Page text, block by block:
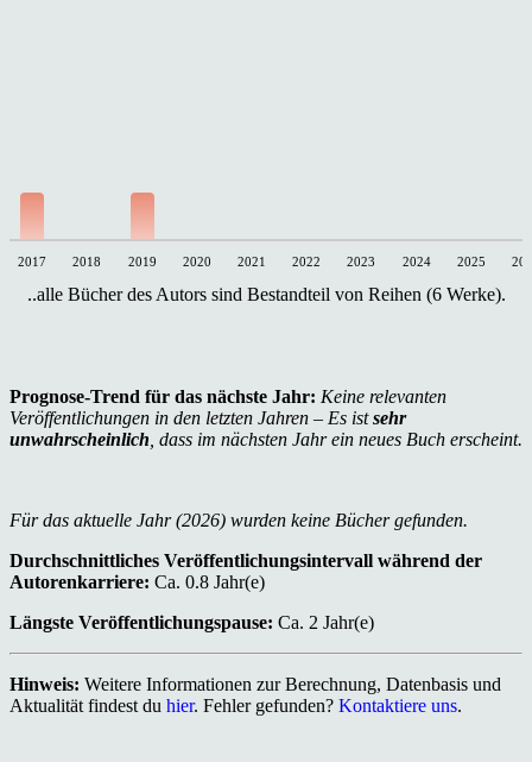
2017 2018 2019 2020 2021 2022 2023 2024 2025
..alle Bücher des Autors sind Bestandteil von Reihen (6 Werke).
Prognose-Trend für das nächste Jahr: Keine relevanten
Veröffentlichungen in den letzten Jahren – Es istsehr
unwahrscheinlich, dass im nächsten Jahr ein neues Buch erscheint.
Für das aktuelle Jahr (2026) wurden keine Bücher gefunden.
Durchschnittliches Veröffentlichungsintervall während der
Autorenkarriere: Ca. 0.8 Jahr(e)
Längste Veröffentlichungspause: Ca. 2 Jahr(e)
Hinweis: Weitere Informationen zur Berechnung, Datenbasis und
Aktualität findest du hier. Fehler gefunden? Kontaktiere uns.